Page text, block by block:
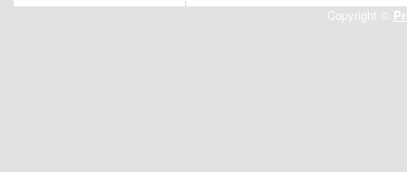
Copyright ©